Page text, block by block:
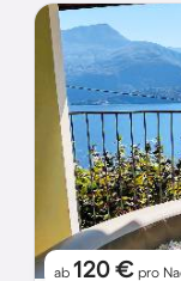
ab 120 € pro